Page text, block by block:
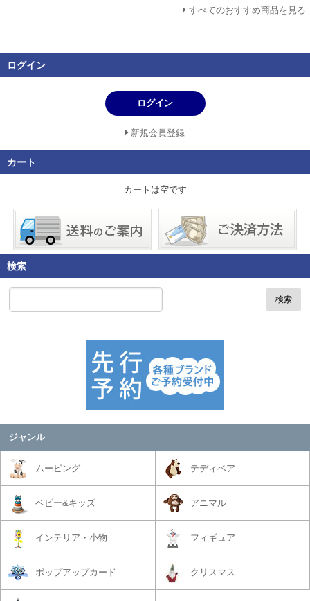
すべてのおすすめ商品を見る
ログイン
ログイン
新規会員登録
カート
カートは空です
検索
検索
ジャンル
ムービング テディベア
ベビー&キッズ アニマル
インテリア・小物 フィギュア
ポップアップカード クリスマス